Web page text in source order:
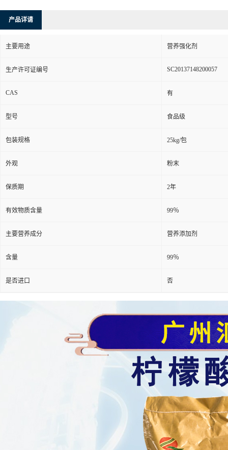
产品详请
主要用途 营养强化剂
生产许可证编号 SC20137148200057
CAS 有
型号 食品级
包装规格 25kg/包
外观 粉末
保质期 2年
有效物质含量 99％
主要营养成分 营养添加剂
含量 99％
是否进口 否